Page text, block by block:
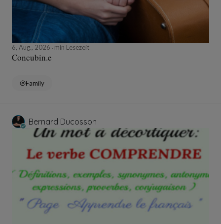
6, Aug., 2026 min Lesezeit
Concubin.e
Family
Bernard Ducosson